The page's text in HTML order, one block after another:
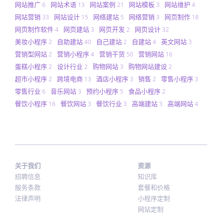
网站推广6 网站术语 13 网站案例 21 网站模板 3 网站维护 4
网站营销 33 网站设计 15 网络建站 5 网络营销 3 网页制作 18
网页制作软件4 网页建站 3 网页开发 2 网页设计 32
美妆小程序2 自助建站40 自己建站2 自建站4 英文网站 3
营销型网站2 营销小程序4 营销干货 50 营销网站 16
蛋糕小程序2 设计行业 2 购物网站 3 购物网站建设2
超市小程序2 跨境电商 13 酒店小程序 3 销售 2 零售小程序 3
零售行业 6 音乐网站 3 预约小程序 5 食品小程序2
餐饮小程序 16 餐饮网站 3 餐饮行业 3 高端建站 3 高端网站4
关于我们
招聘信息
服务条款
法律声明
资源
知识库
套餐和价格
小程序定制
网站定制